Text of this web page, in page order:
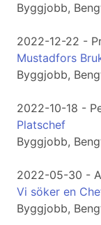
Byggjobb,
2022-12-22 -
Mustadfors
Byggjobb,
2022-10-18 -
Platschef
Byggjobb,
2022-05-30 -
Vi söker en
Byggjobb,